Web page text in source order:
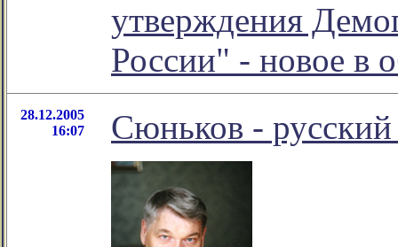
утверждения
России" - новое в
28.12.2005
16:07
Сюньков - русский